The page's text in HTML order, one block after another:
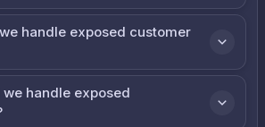
handle exposed customer
we handle exposed